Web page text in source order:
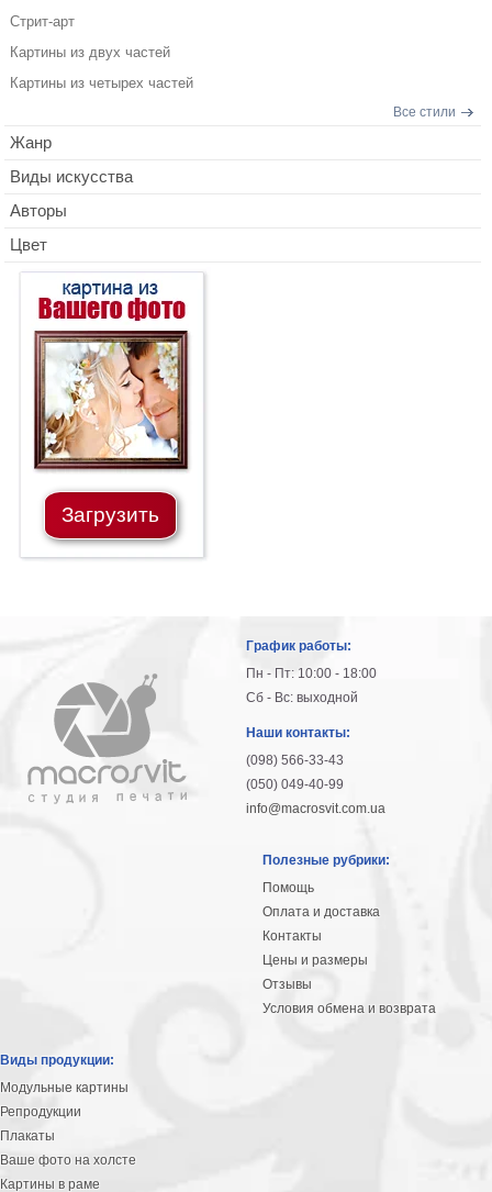
Стрит-арт
Картины из двух частей
Картины из четырех частей
Все стили
Жанр
Виды искусства
Авторы
Цвет
Загрузить
График работы:
Пн - Пт: 10:00 - 18:00
Сб - Вс: выходной
Наши контакты:
(098) 566-33-43
(050) 049-40-99
info@macrosvit.com.ua
Полезные рубрики:
Помощь
Оплата и доставка
Контакты
Цены и размеры
Отзывы
Условия обмена и возврата
Виды продукции:
Модульные картины
Репродукции
Плакаты
Ваше фото на холсте
Картины в раме